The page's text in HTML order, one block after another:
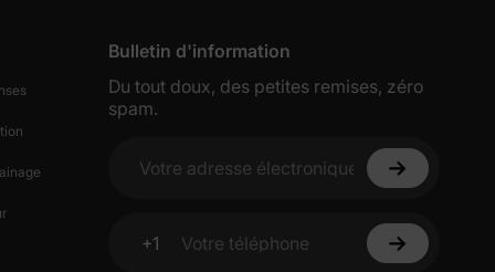
Bulletin d'information
Du tout doux, des petites remises, zéro
spam.
Votre adresse électronique
+1
Votre téléphone
et
sur votre